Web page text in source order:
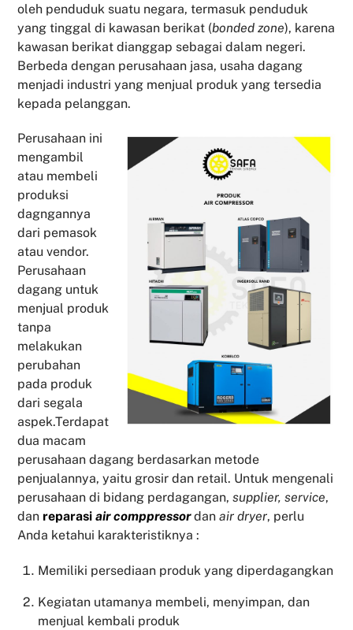
oleh penduduk suatu negara, termasuk penduduk
yang tinggal di kawasan berikat (bonded zone), karena
kawasan berikat dianggap sebagai dalam negeri.
Berbeda dengan perusahaan jasa, usaha dagang
menjadi industri yang menjual produk yang tersedia
kepada pelanggan.
Perusahaan ini
mengambil
atau membeli
produksi
dagngannya
dari pemasok
atau vendor.
Perusahaan
dagang untuk
menjual produk
tanpa
melakukan
perubahan
pada produk
dari segala
aspek.Terdapat
dua macam
perusahaan dagang berdasarkan metode
penjualannya, yaitu grosir dan retail. Untuk mengenali
perusahaan di bidang perdagangan,supplier, service,
dan reparasiair comppressordanair dryer, perlu
Anda ketahui karakteristiknya :
Memiliki persediaan produk yang diperdagangkan
Kegiatan utamanya membeli, menyimpan, dan
menjual kembali produk